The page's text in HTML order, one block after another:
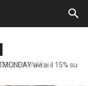
avrai il 15% sui